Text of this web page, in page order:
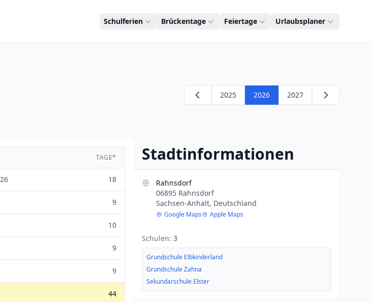
Schulferien Brückentage Feiertage Urlaubsplaner
2025 2026 2027
TAGE*
18
9
10
9
9
44
Stadtinformationen
Rahnsdorf
06895 Rahnsdorf
Sachsen-Anhalt, Deutschland
Google Maps Apple Maps
Schulen: 3
Grundschule Elbkinderland
Grundschule Zahna
Sekundarschule Elster